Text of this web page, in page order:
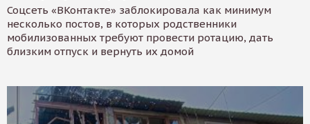
Соцсеть «ВКонтакте» заблокировала как минимум
несколько постов, в которых родственники
мобилизованных требуют провести ротацию, дать
близким отпуск и вернуть их домой